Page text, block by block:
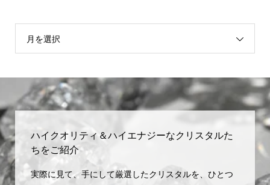
月を選択
ハイクオリティ＆ハイエナジーなクリスタルた
ちをご紹介
実際に見て、手にして厳選したクリスタルを、ひとつ